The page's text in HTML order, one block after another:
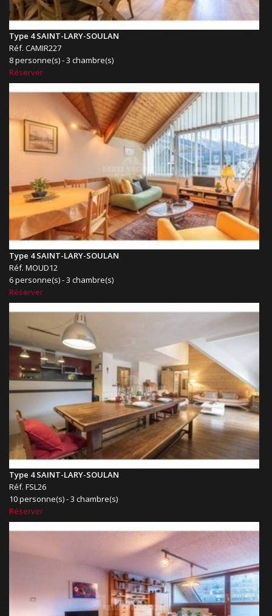
Type 4 SAINT-LARY-SOULAN
Réf. CAMIR227
8 personne(s) - 3 chambre(s)
Réserver
Type 4 SAINT-LARY-SOULAN
Réf. MOUD12
6 personne(s) - 3 chambre(s)
Réserver
Type 4 SAINT-LARY-SOULAN
Réf. FSL26
10 personne(s) - 3 chambre(s)
Réserver